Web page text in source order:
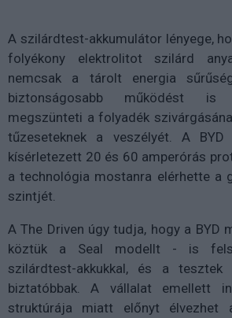
A szilárdtest-akkumulátor lényege,
folyékony elektrolitot szilárd
nemcsak a tárolt energia
biztonságosabb működést is
megszünteti a folyadék
tűzeseteknek a veszélyét. A
kísérletezett 20 és 60 amperórás
a technológia mostanra elérhette a
szintjét.
A The Driven úgy tudja, hogy a BYD
köztük a Seal modellt - is
szilárdtest-akkukkal, és a tesztek
biztatóbbak. A vállalat emellett
struktúrája miatt előnyt élvezhet